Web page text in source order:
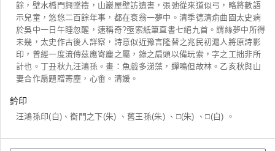
餘，壁水橋門興墜禮，山巖屋壁訪遺書，張弛從來道似弓，略將數語
示兒童，悠悠二百餘年事，都在衰翁一夢中。清季德清俞曲園太史病
於吳中一日午睡忽醒，速稱奇?亟索紙筆直書七絕九首。謂絲夢中所得
未幾，太史作古後人詳察，詩意似近豫言隆替之兆民初滬人將原詩影
印，曾經一度流傳茲應寄塵之屬，錄之扇頭以備玩索，字之工拙非所
計也。丁丑秋九汪鴻孫。畫：魚戲多涕藻，蟬鳴但故林。乙亥秋與山
妻合作扇題贈寄塵，心畬。清媛。
鈐印
汪鴻孫印(白)、衡門之下(朱) 、舊王孫(朱) 、□(朱) 、□(白) 。